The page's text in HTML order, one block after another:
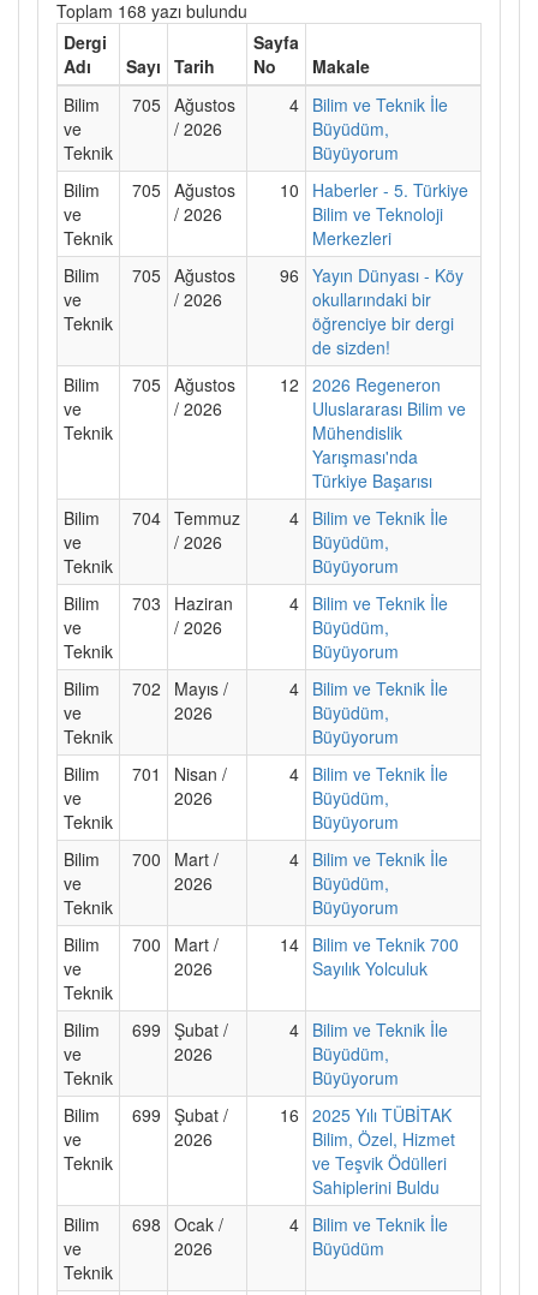
Toplam 168 yazı bulundu
Dergi
Adı
Sayı Tarih
Sayfa
No
Makale
Bilim
ve
Teknik
705 Ağustos
/ 2026
4 Bilim ve Teknik İle
Büyüdüm,
Büyüyorum
Bilim
ve
Teknik
705 Ağustos
/ 2026
10
Haberler - 5. Türkiye
Bilim ve Teknoloji
Merkezleri
Bilim
ve
Teknik
705 Ağustos
/ 2026
96 Yayın Dünyası - Köy
okullarındaki bir
öğrenciye bir dergi
de sizden!
Bilim
ve
Teknik
705 Ağustos
/ 2026
12 2026 Regeneron
Uluslararası Bilim ve
Mühendislik
Yarışması'nda
Türkiye Başarısı
Bilim
ve
Teknik
704 Temmuz
/ 2026
4 Bilim ve Teknik İle
Büyüdüm,
Büyüyorum
Bilim
ve
Teknik
703
Haziran
/ 2026
4 Bilim ve Teknik İle
Büyüdüm,
Büyüyorum
Bilim
ve
Teknik
702
Mayıs /
2026
4 Bilim ve Teknik İle
Büyüdüm,
Büyüyorum
Bilim
ve
Teknik
701
Nisan /
2026
4 Bilim ve Teknik İle
Büyüdüm,
Büyüyorum
Bilim
ve
Teknik
700
Mart /
2026
4 Bilim ve Teknik İle
Büyüdüm,
Büyüyorum
Bilim
ve
Teknik
700
Mart /
2026
14 Bilim ve Teknik 700
Sayılık Yolculuk
Bilim
ve
Teknik
699 Şubat /
2026
4 Bilim ve Teknik İle
Büyüdüm,
Büyüyorum
Bilim
ve
Teknik
699 Şubat /
2026
16 2025 Yılı TÜBİTAK
Bilim, Özel, Hizmet
ve Teşvik Ödülleri
Sahiplerini Buldu
Bilim
ve
Teknik
698 Ocak /
2026
4 Bilim ve Teknik İle
Büyüdüm